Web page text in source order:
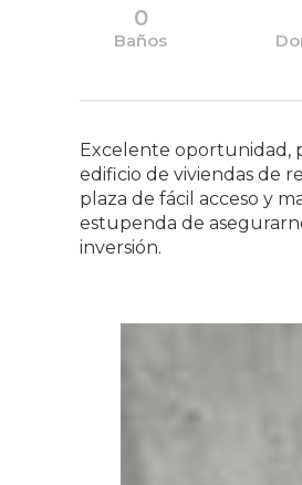
0
Baños
Excelente oportunidad,
edificio de viviendas de
plaza de fácil acceso y
estupenda de
inversión.